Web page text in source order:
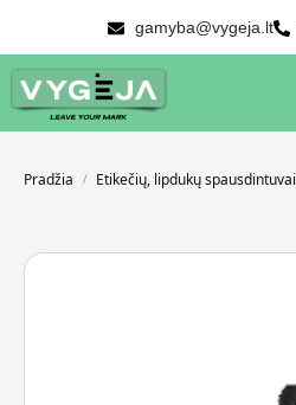
gamyba@vygeja.lt
Pradžia / Etikečių, lipdukų spausdintuvai